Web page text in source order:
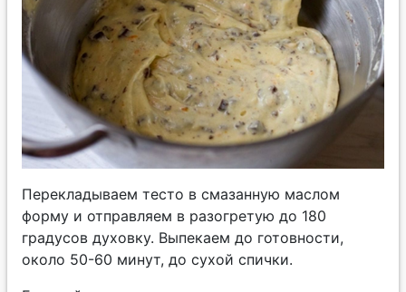
Перекладываем тесто в смазанную маслом
форму и отправляем в разогретую до 180
градусов духовку. Выпекаем до готовности,
около 50-60 минут, до сухой спички.